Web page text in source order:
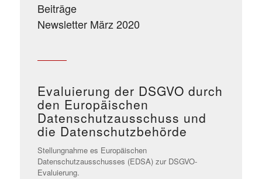
Beiträge
Newsletter März 2020
Evaluierung der DSGVO durch
den Europäischen
Datenschutzausschuss und
die Datenschutzbehörde
Stellungnahme es Europäischen
Datenschutzausschusses (EDSA) zur DSGVO-
Evaluierung.